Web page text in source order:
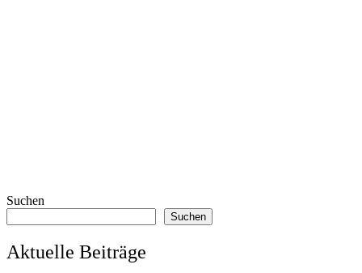
Suchen
Suchen
Aktuelle Beiträge